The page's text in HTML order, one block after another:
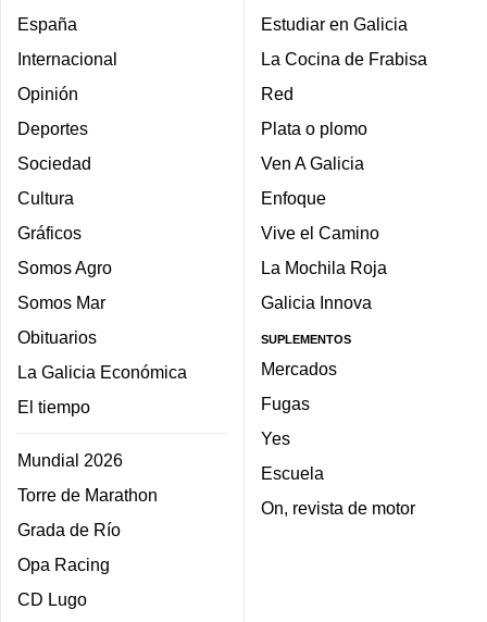
España
Internacional
Opinión
Deportes
Sociedad
Cultura
Gráficos
Somos Agro
Somos Mar
Obituarios
La Galicia Económica
El tiempo
Mundial 2026
Torre de Marathon
Grada de Río
Opa Racing
CD Lugo
Estudiar en Galicia
La Cocina de Frabisa
Red
Plata o plomo
Ven A Galicia
Enfoque
Vive el Camino
La Mochila Roja
Galicia Innova
SUPLEMENTOS
Mercados
Fugas
Yes
Escuela
On, revista de motor